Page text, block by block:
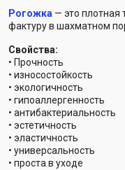
Рогожка — это
фактуру в шахматном
Свойства:
• Прочность
• износостойкость
• экологичность
• гипоаллергенность
• антибактериальность
• эстетичность
• эластичность
• универсальность
• проста в уходе